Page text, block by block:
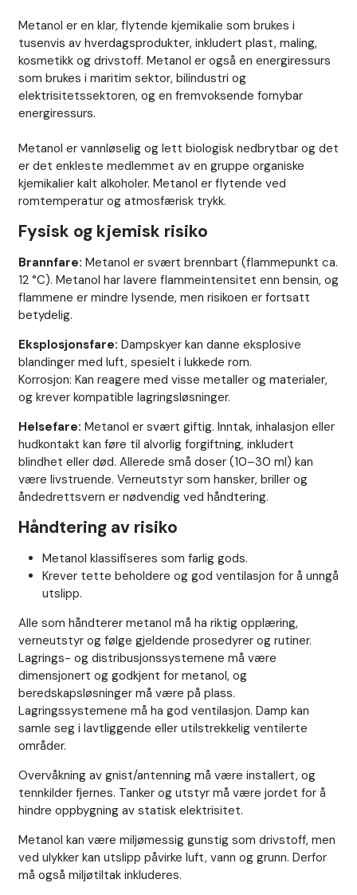
Metanol er en klar, flytende kjemikalie som brukes i
tusenvis av hverdagsprodukter, inkludert plast, maling,
kosmetikk og drivstoff. Metanol er også en energiressurs
som brukes i maritim sektor, bilindustri og
elektrisitetssektoren, og en fremvoksende fornybar
energiressurs.
Metanol er vannløselig og lett biologisk nedbrytbar og det
er det enkleste medlemmet av en gruppe organiske
kjemikalier kalt alkoholer. Metanol er flytende ved
romtemperatur og atmosfærisk trykk.
Fysisk og kjemisk risiko
Brannfare: Metanol er svært brennbart (flammepunkt ca.
12 °C). Metanol har lavere flammeintensitet enn bensin, og
flammene er mindre lysende, men risikoen er fortsatt
betydelig.
Eksplosjonsfare: Dampskyer kan danne eksplosive
blandinger med luft, spesielt i lukkede rom.
Korrosjon: Kan reagere med visse metaller og materialer,
og krever kompatible lagringsløsninger.
Helsefare: Metanol er svært giftig. Inntak, inhalasjon eller
hudkontakt kan føre til alvorlig forgiftning, inkludert
blindhet eller død. Allerede små doser (10–30 ml) kan
være livstruende. Verneutstyr som hansker, briller og
åndedrettsvern er nødvendig ved håndtering.
Håndtering av risiko
Metanol klassifiseres som farlig gods.
Krever tette beholdere og god ventilasjon for å unngå
utslipp.
Alle som håndterer metanol må ha riktig opplæring,
verneutstyr og følge gjeldende prosedyrer og rutiner.
Lagrings- og distribusjonssystemene må være
dimensjonert og godkjent for metanol, og
beredskapsløsninger må være på plass.
Lagringssystemene må ha god ventilasjon. Damp kan
samle seg i lavtliggende eller utilstrekkelig ventilerte
områder.
Overvåkning av gnist/antenning må være installert, og
tennkilder fjernes. Tanker og utstyr må være jordet for å
hindre oppbygning av statisk elektrisitet.
Metanol kan være miljømessig gunstig som drivstoff, men
ved ulykker kan utslipp påvirke luft, vann og grunn. Derfor
må også miljøtiltak inkluderes.